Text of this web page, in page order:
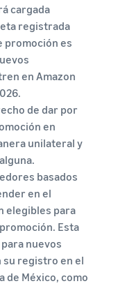
cargada
registrada
promoción es
en Amazon
de dar por
en
unilateral y
basados
en el
elegibles para
Esta
nuevos
registro en el
de México, como